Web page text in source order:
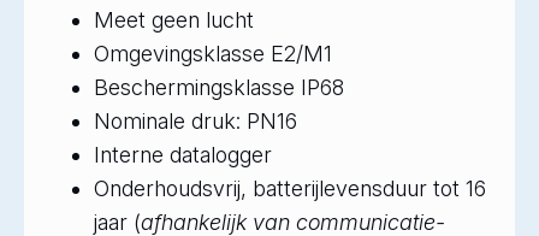
Meet geen lucht
Omgevingsklasse E2/M1
Beschermingsklasse IP68
Nominale druk: PN16
Interne datalogger
Onderhoudsvrij, batterijlevensduur tot 16
jaar (afhankelijk van communicatie-